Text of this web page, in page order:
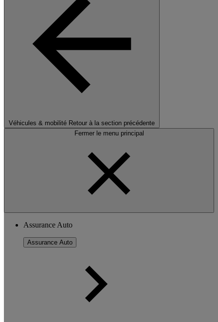
Véhicules & mobilité Retour à la section précédente
Fermer le menu principal
Assurance Auto
Assurance Auto